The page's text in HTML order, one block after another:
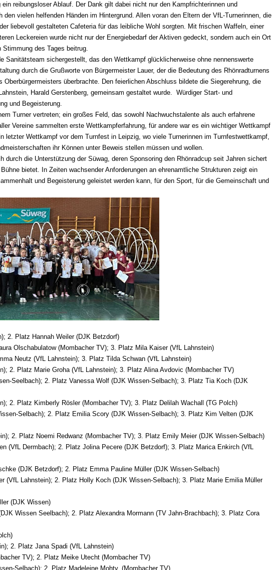
reibungsloser Ablauf. Der Dank gilt dabei nicht nur den Kampfrichterinnen und
vielen helfenden Händen im Hintergrund. Allen voran den Eltern der VfL-Turnerinnen, die
liebevoll gestalteten Cafeteria für das leibliche Wohl sorgten. Mit frischen Waffeln, einer
Leckereien wurde nicht nur der Energiebedarf der Aktiven gedeckt, sondern auch ein Ort
des Tages beitrug.
Sanitätsteam sichergestellt, das den Wettkampf glücklicherweise ohne nennenswerte
durch die Grußworte von Bürgermeister Lauer, der die Bedeutung des Rhönradturnens
überbrachte. Den feierlichen Abschluss bildete die Siegerehrung, die
Harald Gerstenberg, gemeinsam gestaltet wurde. Würdiger Start- und
und Begeisterung.
Turner vertreten; ein großes Feld, das sowohl Nachwuchstalente als auch erfahrene
Vereine sammelten erste Wettkampferfahrung, für andere war es ein wichtiger Wettkampf
letzter Wettkampf vor dem Turnfest in Leipzig, wo viele Turnerinnen im Turnfestwettkampf,
ihr Können unter Beweis stellen müssen und wollen.
durch die Unterstützung der Süwag, deren Sponsoring den Rhönradcup seit Jahren sichert
bietet. In Zeiten wachsender Anforderungen an ehrenamtliche Strukturen zeigt ein
und Begeisterung geleistet werden kann, für den Sport, für die Gemeinschaft und
2. Platz Hannah Weiler (DJK Betzdorf)
Olschabulatow (Mombacher TV); 3. Platz Mila Kaiser (VfL Lahnstein)
Neutz (VfL Lahnstein); 3. Platz Tilda Schwan (VfL Lahnstein)
2. Platz Marie Groha (VfL Lahnstein); 3. Platz Alina Avdovic (Mombacher TV)
Seelbach); 2. Platz Vanessa Wolf (DJK Wissen-Selbach); 3. Platz Tia Koch (DJK
2. Platz Kimberly Rösler (Mombacher TV); 3. Platz Delilah Wachall (TG Polch)
Selbach); 2. Platz Emilia Scory (DJK Wissen-Selbach); 3. Platz Kim Velten (DJK
2. Platz Noemi Redwanz (Mombacher TV); 3. Platz Emily Meier (DJK Wissen-Selbach)
(VfL Dermbach); 2. Platz Jolina Pecere (DJK Betzdorf); 3. Platz Marica Enkirch (VfL
(DJK Betzdorf); 2. Platz Emma Pauline Müller (DJK Wissen-Selbach)
(VfL Lahnstein); 2. Platz Holly Koch (DJK Wissen-Selbach); 3. Platz Marie Emilia Müller
(DJK Wissen)
Wissen Seelbach); 2. Platz Alexandra Mormann (TV Jahn-Brachbach); 3. Platz Cora
2. Platz Jana Spadi (VfL Lahnstein)
TV); 2. Platz Meike Utecht (Mombacher TV)
Selbach); 2. Platz Madeleine Mohty, (Mombacher TV)